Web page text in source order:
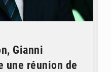
Gianni
une réunion de